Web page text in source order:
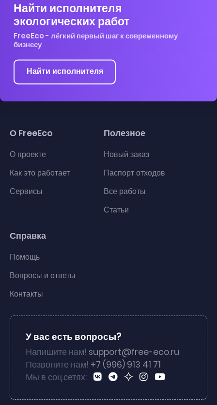
Найти исполнителя
экологических работ
FreeEco - лёгкий первый шаг к современному
бизнесу
Найти исполнителя
О FreeEco
О проекте
Как это работает
Сервисы
Полезное
Новый заказ
Паспорт отходов
Все работы
Статьи
Справка
Помощь
Вопросы и ответы
Контакты
У вас есть вопросы?
Напишите нам! support@free-eco.ru
Позвоните нам! +7 (996) 913 41 71
Мы в соц.сетях: